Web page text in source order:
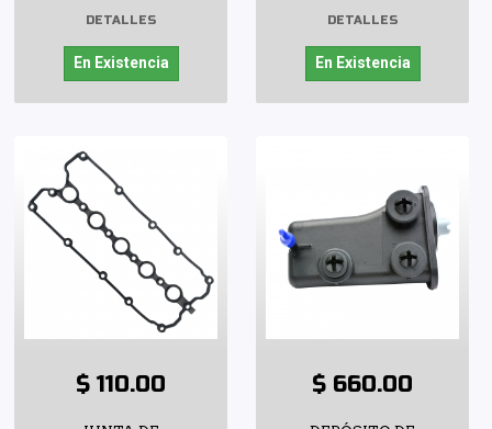
DETALLES
En Existencia
DETALLES
En Existencia
$ 110.00 $ 660.00